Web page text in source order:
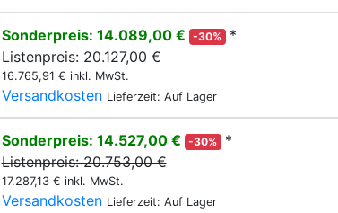
Sonderpreis: 14.089,00 € -30%
*
Listenpreis: 20.127,00 €
16.765,91 € inkl. MwSt.
Versandkosten Lieferzeit: Auf Lager
Sonderpreis: 14.527,00 € -30%
*
Listenpreis: 20.753,00 €
17.287,13 € inkl. MwSt.
Versandkosten Lieferzeit: Auf Lager